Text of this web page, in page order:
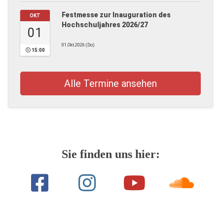
OKT
01
15:00
Festmesse zur Inauguration des
Hochschuljahres 2026/27
01.Okt.2026 (Do)
Alle Termine ansehen
Sie finden uns hier: